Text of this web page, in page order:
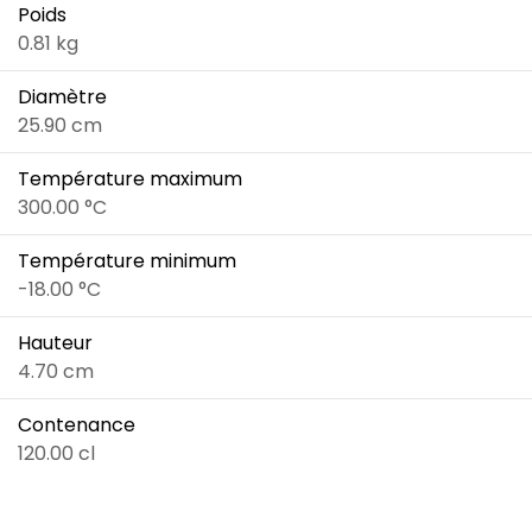
Poids
0.81 kg
Diamètre
25.90 cm
Température maximum
300.00 °C
Température minimum
-18.00 °C
Hauteur
4.70 cm
Contenance
120.00 cl